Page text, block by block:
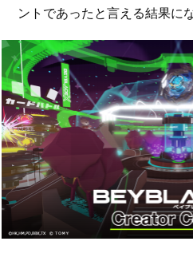
ントであったと言える結果に